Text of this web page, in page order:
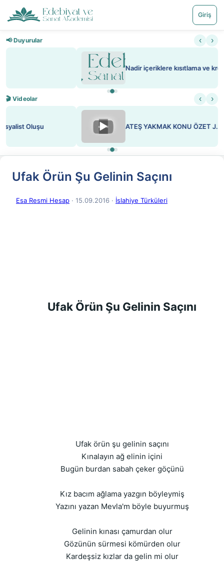
Giriş
📢 Duyurular ‹ ›
Nadir içeriklere kısıtlama ve kredi sistemi getirildi
🎬 Videolar ‹ ›
▶ ATEŞ YAKMAK KONU ÖZET J. LONDON
Ufak Örün Şu Gelinin Saçını
Esa Resmi Hesap · 15.09.2016 · İslahiye Türküleri
Ufak Örün Şu Gelinin Saçını
Ufak örün şu gelinin saçını
Kınalayın ağ elinin içini
Bugün burdan sabah çeker göçünü
Kız bacım ağlama yazgın böyleymiş
Yazını yazan Mevla'm böyle buyurmuş
Gelinin kınası çamurdan olur
Gözünün sürmesi kömürden olur
Kardeşsiz kızlar da gelin mi olur